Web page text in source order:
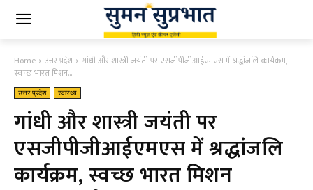
Home उत्तर प्रदेश
गांधी और शास्त्री जयंती पर एसजीपीजीआईएमएस में श्रद्धांजलि कार्यक्रम,
स्वच्छ भारत मिशन...
उत्तर प्रदेश स्वास्थ्य
गांधी और शास्त्री जयंती पर
एसजीपीजीआईएमएस में श्रद्धांजलि
कार्यक्रम, स्वच्छ भारत मिशन